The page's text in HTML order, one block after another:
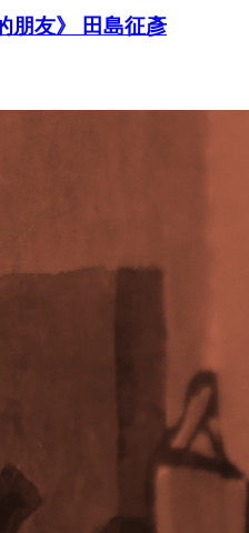
朋友》 田島征彥